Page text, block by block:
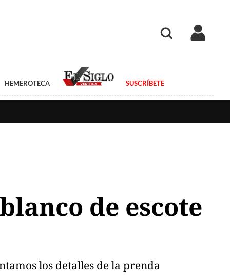
HEMEROTECA SUSCRÍBETE
de escote
los detalles de la prenda